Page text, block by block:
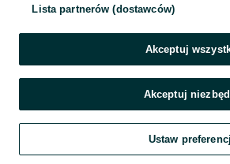
Szukaj Obserwujesz Dodaj
Lista partnerów (dostawców)
Akceptuj
Akceptuj
Ustaw